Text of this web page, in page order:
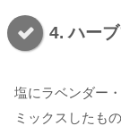
4. ハー
塩にラベンダー
ミックスしたも